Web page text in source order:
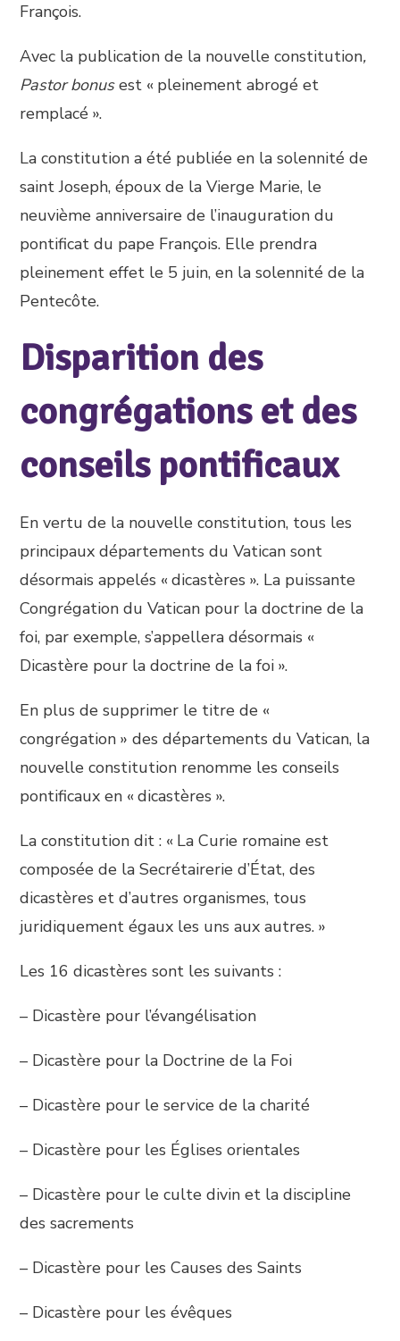
François.
Avec la publication de la nouvelle constitution,
Pastor bonusest « pleinement abrogé et
remplacé ».
La constitution a été publiée en la solennité de
saint Joseph, époux de la Vierge Marie, le
neuvième anniversaire de l’inauguration du
pontificat du pape François. Elle prendra
pleinement effet le 5 juin, en la solennité de la
Pentecôte.
Disparition des
congrégations et des
conseils pontificaux
En vertu de la nouvelle constitution, tous les
principaux départements du Vatican sont
désormais appelés « dicastères ». La puissante
Congrégation du Vatican pour la doctrine de la
foi, par exemple, s’appellera désormais «
Dicastère pour la doctrine de la foi ».
En plus de supprimer le titre de «
congrégation » des départements du Vatican, la
nouvelle constitution renomme les conseils
pontificaux en « dicastères ».
La constitution dit : « La Curie romaine est
composée de la Secrétairerie d’État, des
dicastères et d’autres organismes, tous
juridiquement égaux les uns aux autres. »
Les 16 dicastères sont les suivants :
– Dicastère pour l’évangélisation
– Dicastère pour la Doctrine de la Foi
– Dicastère pour le service de la charité
– Dicastère pour les Églises orientales
– Dicastère pour le culte divin et la discipline
des sacrements
– Dicastère pour les Causes des Saints
– Dicastère pour les évêques